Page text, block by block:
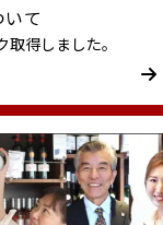
て
得しました。